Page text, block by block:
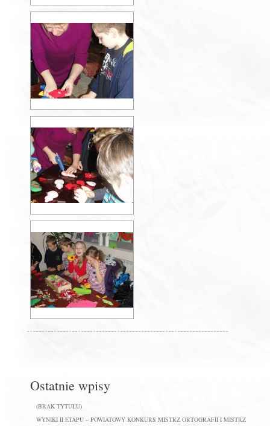
Ostatnie wpisy
(BRAK TYTUŁU)
WYNIKI II ETAPU – POWIATOWY KONKURS MISTRZ ORTOGRAFII I MISTRZ